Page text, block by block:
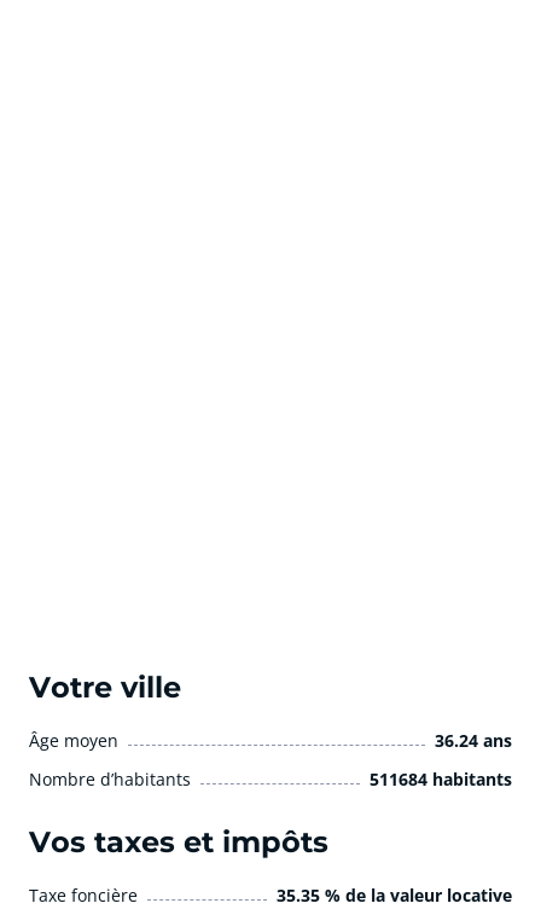
Votre ville
Âge moyen
36.24 ans
Nombre d’habitants
511684 habitants
Vos taxes et impôts
Taxe foncière
35.35 % de la valeur locative